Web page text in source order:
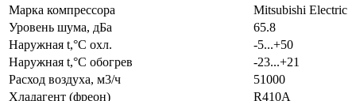
Марка компрессора
Mitsubishi Electric
Уровень шума, дБа
65.8
Наружная t,°C охл.
-5...+50
Наружная t,°C обогрев
-23...+21
Расход воздуха, м3/ч
51000
Хладагент (фреон)
R410A